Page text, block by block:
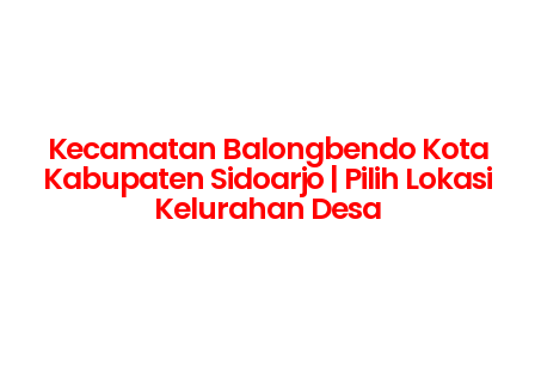
Kecamatan Balongbendo Kota
Kabupaten Sidoarjo | Pilih Lokasi
Kelurahan Desa